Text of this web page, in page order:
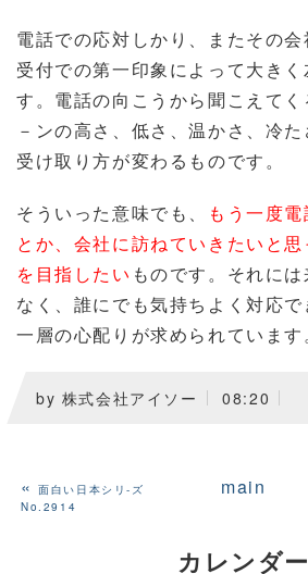
電話での応対しかり、またその
受付での第一印象によって大き
す。電話の向こうから聞こえてく
－ンの高さ、低さ、温かさ、冷た
受け取り方が変わるものです。
そういった意味でも、
もう一度
とか、会社に訪ねていきたいと
を目指したい ものです。それに
なく、誰にでも気持ちよく対応
一層の心配りが求められています
by 株式会社アイソー 08:20
«面白い日本シリ-ズ
No.2914
main
カレンダー